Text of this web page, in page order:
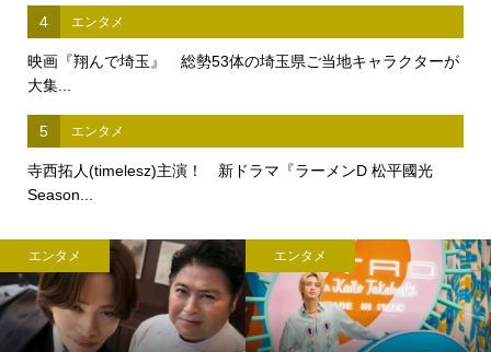
4 エンタメ
映画『翔んで埼玉』 総勢53体の埼玉県ご当地キャラクターが
大集...
5 エンタメ
寺西拓人(timelesz)主演！ 新ドラマ『ラーメンD 松平國光
Season...
エンタメ エンタメ